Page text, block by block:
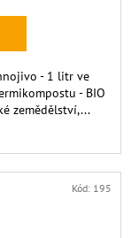
- 1 litr ve
- BIO
zemědělství,...
Kód: 195